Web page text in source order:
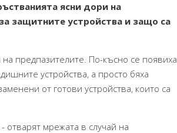
ясни дори на
защитните устройства и защо са
предпазителите. По-късно се появиха
устройства, а просто бяха
от готови устройства, които са
отварят мрежата в случай на